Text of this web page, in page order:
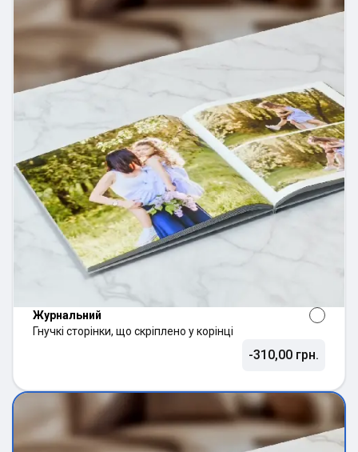
Журнальний
Гнучкі сторінки, що скріплено у корінці
-310,00 грн.